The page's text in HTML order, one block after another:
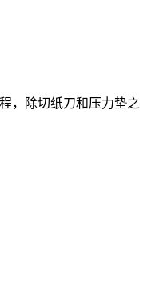
，除切纸刀和压力垫之